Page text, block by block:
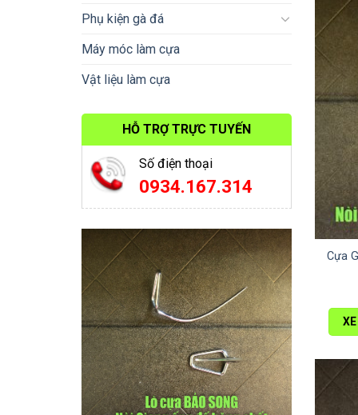
Phụ kiện gà đá
Máy móc làm cựa
Vật liệu làm cựa
HỖ TRỢ TRỰC TUYẾN
Số điện thoại
0934.167.314
Cựa